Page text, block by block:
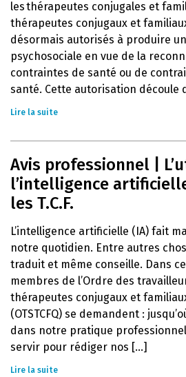
les thérapeutes conjugales et
thérapeutes conjugaux et
désormais autorisés à produire
psychosociale en vue de la
contraintes de santé ou de
santé. Cette autorisation découle
Lire la suite
Avis professionnel |
l’intelligence
les T.C.F.
L’intelligence artificielle (IA) fait
notre quotidien. Entre autres
traduit et même conseille. Dans
membres de l’Ordre des
thérapeutes conjugaux et
(OTSTCFQ) se demandent :
dans notre pratique
servir pour rédiger nos [...]
Lire la suite